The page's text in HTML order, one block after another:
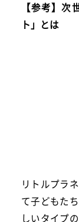
【参考】
ト」とは
リトルプラ
て子どもた
しいタイプ